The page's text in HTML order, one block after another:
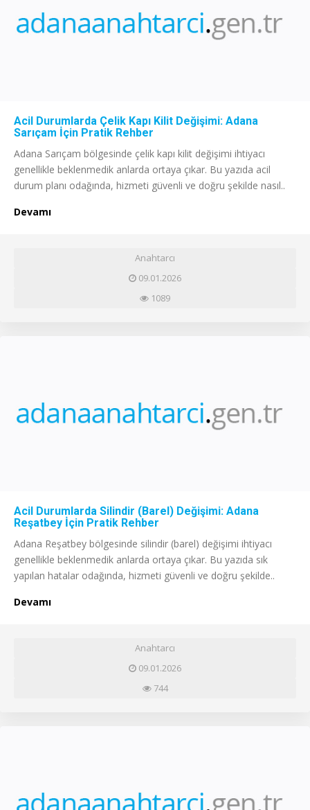
Acil Durumlarda Çelik Kapı Kilit Değişimi: Adana
Sarıçam İçin Pratik Rehber
Adana Sarıçam bölgesinde çelik kapı kilit değişimi ihtiyacı
genellikle beklenmedik anlarda ortaya çıkar. Bu yazıda acil
durum planı odağında, hizmeti güvenli ve doğru şekilde nasıl..
Devamı
Anahtarcı
09.01.2026
1089
Acil Durumlarda Silindir (Barel) Değişimi: Adana
Reşatbey İçin Pratik Rehber
Adana Reşatbey bölgesinde silindir (barel) değişimi ihtiyacı
genellikle beklenmedik anlarda ortaya çıkar. Bu yazıda sık
yapılan hatalar odağında, hizmeti güvenli ve doğru şekilde..
Devamı
Anahtarcı
09.01.2026
744